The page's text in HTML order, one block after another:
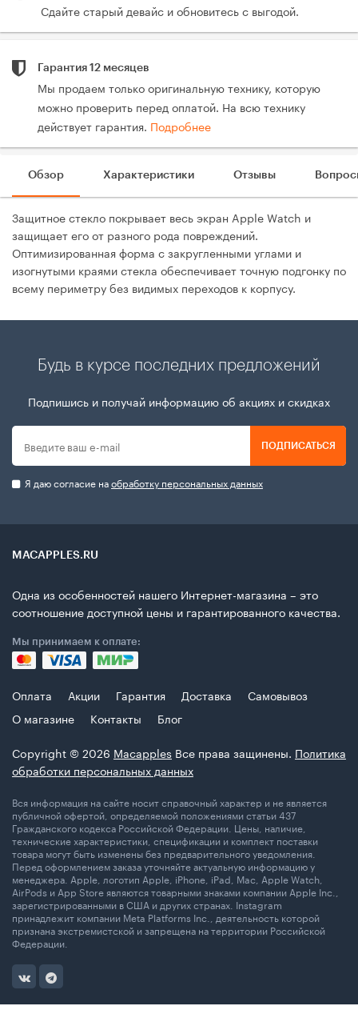
Сдайте старый девайс и обновитесь с выгодой.
Гарантия 12 месяцев
Мы продаем только оригинальную технику, которую
можно проверить перед оплатой. На всю технику
действует гарантия. Подробнее
Обзор Характеристики Отзывы
Защитное стекло покрывает весь экран Apple Watch и
защищает его от разного рода повреждений.
Оптимизированная форма c закругленными углами и
изогнутыми краями стекла обеспечивает точную подгонку по
всему периметру без видимых переходов к корпусу.
Будь в курсе последних предложений
Подпишись и получай информацию об акциях и скидках
ПОДПИСАТЬСЯ
Я даю согласие наобработку персональных данных
MACAPPLES.RU
Одна из особенностей нашего Интернет-магазина – это
соотношение доступной цены и гарантированного качества.
Мы принимаем к оплате:
Оплата Акции Гарантия Доставка
Самовывоз
О магазине
Контакты
Блог
Copyright © 2026 Macapples Все права защинены. Политика
обработки персональных данных
Вся информация на сайте носит справочный характер и не является
публичной офертой, определяемой положениями статьи 437
Гражданского кодекса Российской Федерации. Цены, наличие,
технические характеристики, спецификации и комплект поставки
товара могут быть изменены без предварительного уведомления.
Перед оформлением заказа уточняйте актуальную информацию у
менеджера. Apple, логотип Apple, iPhone, iPad, Mac, Apple Watch,
AirPods и App Store являются товарными знаками компании Apple Inc.,
зарегистрированными в США и других странах. Instagram
принадлежит компании Meta Platforms Inc., деятельность которой
признана экстремистской и запрещена на территории Российской
Федерации.